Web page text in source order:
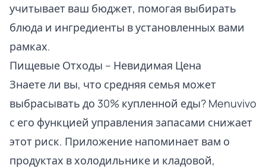
учитывает ваш бюджет, помогая выбирать
блюда и ингредиенты в установленных вами
рамках.
Пищевые Отходы – Невидимая Цена
Знаете ли вы, что средняя семья может
выбрасывать до 30% купленной еды? Menuvivo
с его функцией управления запасами снижает
этот риск. Приложение напоминает вам о
продуктах в холодильнике и кладовой,